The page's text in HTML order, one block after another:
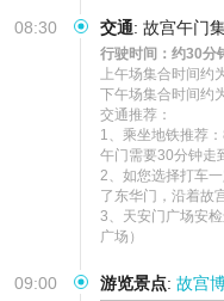
08:30 交通: 故宫午门
行驶时间：约30分
上午场集合时间约
下午场集合时间约
交通推荐：
1、乘坐地铁推荐
午门需要30分钟走
2、如您选择打车
了东华门，沿着故
3、天安门广场安
广场）
09:00 游览景点: 故宫